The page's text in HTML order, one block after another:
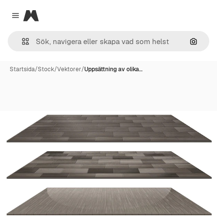
Close menu
Magnific
Sök
Startsida/Stock/Vektorer/Uppsättning av olika…